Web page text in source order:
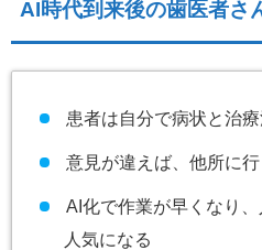
AI時代到来後の歯医者さ
患者は自分で病状と治
意見が違えば、他所に行
AI化で作業が早くなり
人気になる